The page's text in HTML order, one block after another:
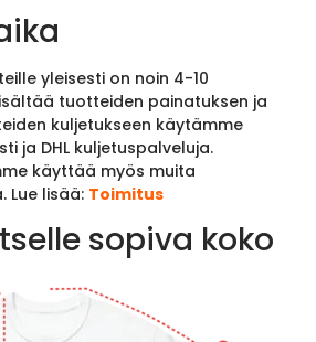
yleisesti on noin 4-10
tuotteiden painatuksen ja
kuljetukseen käytämme
ja DHL kuljetuspalveluja.
käyttää myös muita
Lue lisää: Toimitus
sopiva koko